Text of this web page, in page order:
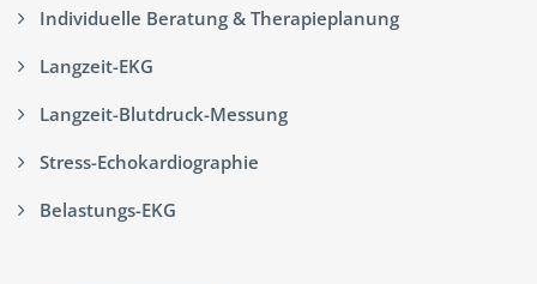
Individuelle Beratung & Therapieplanung
Langzeit-EKG
Langzeit-Blutdruck-Messung
Stress-Echokardiographie
Belastungs-EKG